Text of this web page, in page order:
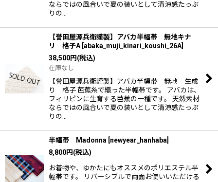
ならではの風合いで夏の装いとして清涼感たっぷ
りの…
【誉田屋源兵衛謹製】アバカ半幅帯 無地キナ
リ 格子A abaka_muji_kinari_koushi_26A
38,500円(税込)
在庫なし
【誉田屋源兵衛謹製】アバカ半幅帯 無地 生成
り 格子 芭蕉糸で織った半幅帯です。 アバカは、
フィリピンに生育する芭蕉の一種です。 天然素材
ならではの風合いで夏の装いとして清涼感たっぷ
りの…
半幅帯 Madonna newyear_hanhaba
8,800円(税込)
お着物や、ゆかたにもオススメのポリエステル半
幅帯です。 リバーシブルで両面お使いいただける